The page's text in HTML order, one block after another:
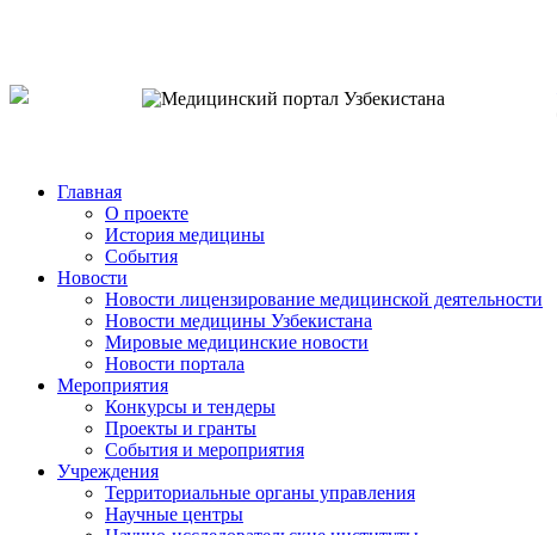
Главная
О проекте
История медицины
События
Новости
Новости лицензирование медицинской деятельности
Новости медицины Узбекистана
Мировые медицинские новости
Новости портала
Мероприятия
Конкурсы и тендеры
Проекты и гранты
События и мероприятия
Учреждения
Территориальные органы управления
Научные центры